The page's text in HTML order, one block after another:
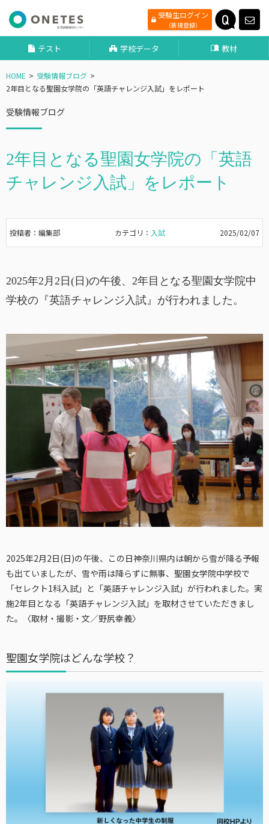
受験生ログイン
（新規登録）
テスト 学校データ 教材
HOME
受験情報ブログ
2年目となる聖園女学院の「英語チャレンジ入試」をレポート
受験情報ブログ
2年目となる聖園女学院の「英語
チャレンジ入試」をレポート
投稿者：編集部 カテゴリ： 入試 2025/02/07
2025年2月2日(日)の午後、2年目となる聖園女学院中
学校の『英語チャレンジ入試』が行われました。
2025年2月2日(日)の午後、この日神奈川県内は朝から雪が降る予報
も出ていましたが、雪や雨は降らずに無事、聖園女学院中学校で
「セレクト1科入試」と「英語チャレンジ入試」が行われました。実
施2年目となる「英語チャレンジ入試」を取材させていただきまし
た。
〈取材・撮影・文／野尻幸義〉
聖園女学院はどんな学校？